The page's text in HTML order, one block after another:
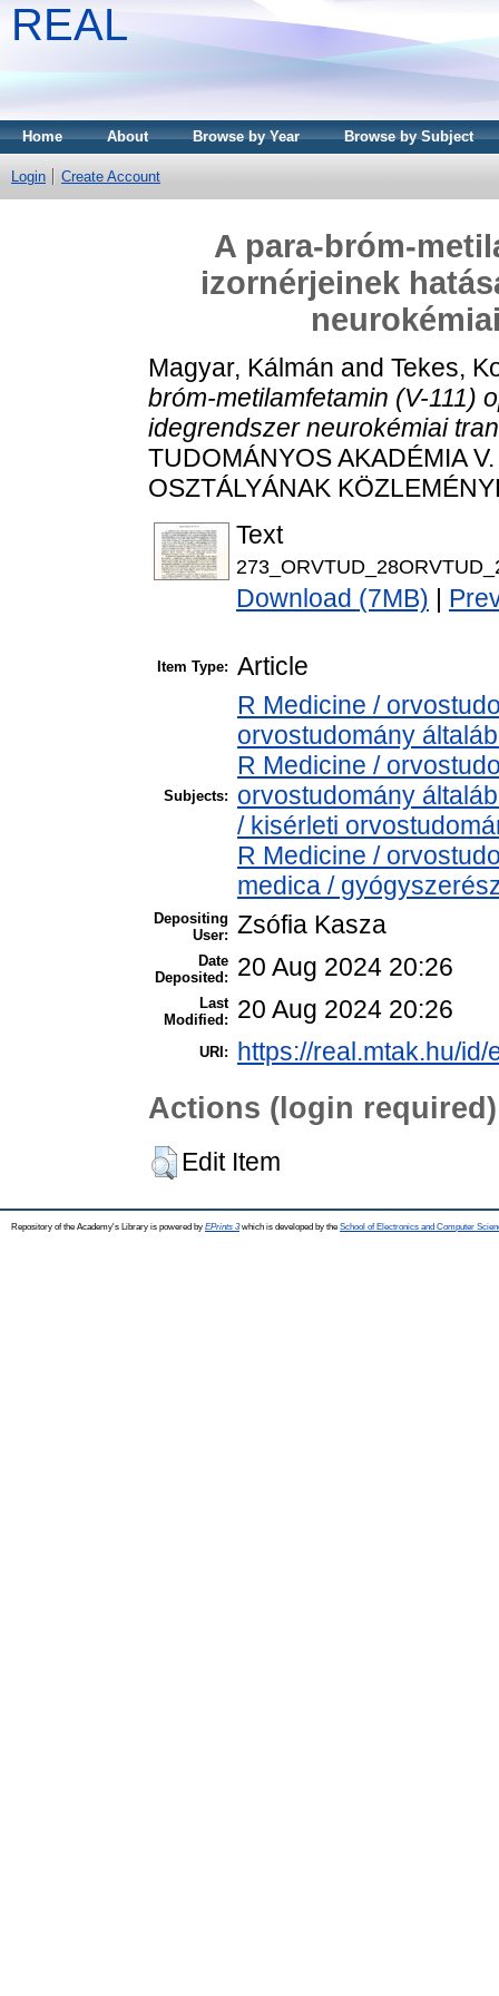
REAL
Home About Browse by Year Browse by Subject
Login Create Account
A para-bróm-
izornérjeinek
Magyar, Kálmán and Tekes,
bróm-metilamfetamin (V-111)
idegrendszer neurokémiai
TUDOMÁNYOS AKADÉMIA
OSZTÁLYÁNAK
Text
Download (7MB)
Item Type: Article
Subjects:
R Medicine /
orvostudomány
R Medicine /
orvostudomány
/ kisérleti
R Medicine /
medica /
Depositing
User: Zsófia Kasza
Date
Deposited:
20 Aug 2024 20:26
Last
Modified:
20 Aug 2024 20:26
URI: https://real.mtak.hu/
Actions (login required)
Edit Item
Repository of the Academy's Library is powered by EPrints 3which is developed by the School of Electronics and Computer